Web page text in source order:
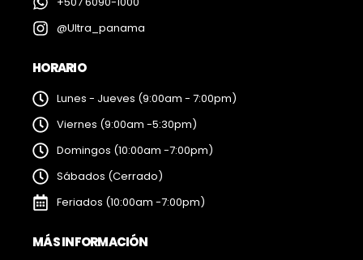
@Ultra_panama
HORARIO
Lunes - Jueves (9:00am - 7:00pm)
Viernes (9:00am -5:30pm)
Domingos (10:00am -7:00pm)
Sábados (Cerrado)
Feriados (10:00am -7:00pm)
MÁS INFORMACIÓN